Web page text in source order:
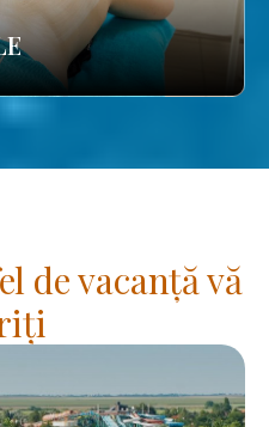
de vacanță vă